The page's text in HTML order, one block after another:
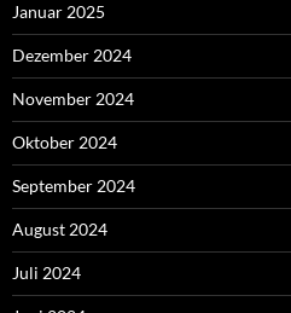
Januar 2025
Dezember 2024
November 2024
Oktober 2024
September 2024
August 2024
Juli 2024